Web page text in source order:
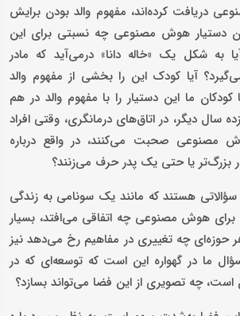
دریافت کرده‌اند، مفهوم والد بودن برایش
دستیار هوش مصنوعی چه نسبتی برای این
به شکل یک «خاله دانا» درمی‌آید که مادر
آیا کودک این را بخشی از مفهوم والد
کودکان ما این دستیار را با مفهوم والد در هم
سال دیگر، در اتاق‌های درمانگری، وقتی افراد
مصنوعی صحبت می‌کنند، در واقع درباره
بزرگ‌تر یا حتی یک پدر حرف می‌زنند؟
هستند که مانند یک سونامی به زندگی
برای هوش مصنوعی چه اتفاقی می‌افتد، بسیار
حوزه‌ای چه تغییری در مفاهیم رخ می‌دهد نیز
ما در گهواره این است که توسعه‌ای که در
است، چه تصویری از این فضا می‌تواند بسازد؟